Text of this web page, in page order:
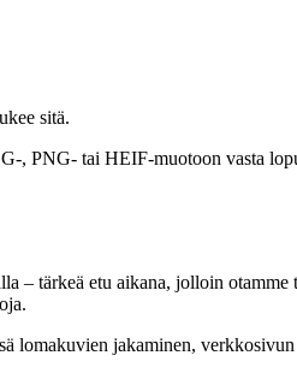
sitä.
, PNG- tai HEIF-muotoon vasta
– tärkeä etu aikana, jolloin otamme
lomakuvien jakaminen,